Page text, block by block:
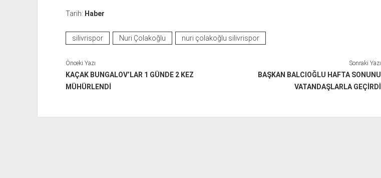
Tarih: Haber
silivrispor Nuri Çolakoğlu nuri çolakoğlu silivrispor
Önceki Yazı
KAÇAK BUNGALOV’LAR 1 GÜNDE 2 KEZ
MÜHÜRLENDİ
Sonraki Yazı
BAŞKAN BALCIOĞLU HAFTA SONUNU
VATANDAŞLARLA GEÇİRDİ